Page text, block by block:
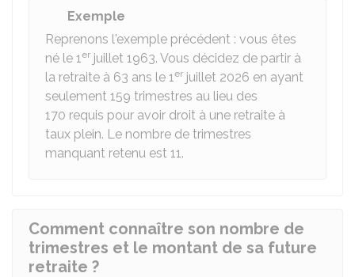
Exemple
Reprenons l'exemple précédent : vous êtes
né le 1er juillet 1963. Vous décidez de partir à
la retraite à 63 ans le 1er juillet 2026 en ayant
seulement 159 trimestres au lieu des
170 requis pour avoir droit à une retraite à
taux plein. Le nombre de trimestres
manquant retenu est 11.
Comment connaître son nombre de
trimestres et le montant de sa future
retraite ?